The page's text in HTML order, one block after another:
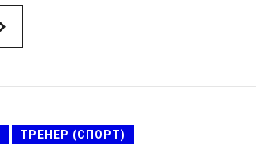
ТРЕНЕР (СПОРТ)